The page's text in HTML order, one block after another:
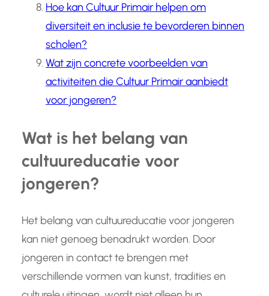
Hoe kan Cultuur Primair helpen om
diversiteit en inclusie te bevorderen binnen
scholen?
Wat zijn concrete voorbeelden van
activiteiten die Cultuur Primair aanbiedt
voor jongeren?
Wat is het belang van
cultuureducatie voor
jongeren?
Het belang van cultuureducatie voor jongeren
kan niet genoeg benadrukt worden. Door
jongeren in contact te brengen met
verschillende vormen van kunst, tradities en